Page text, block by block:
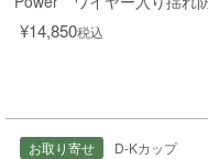
¥14,850税込
お取り寄せ D-Kカップ